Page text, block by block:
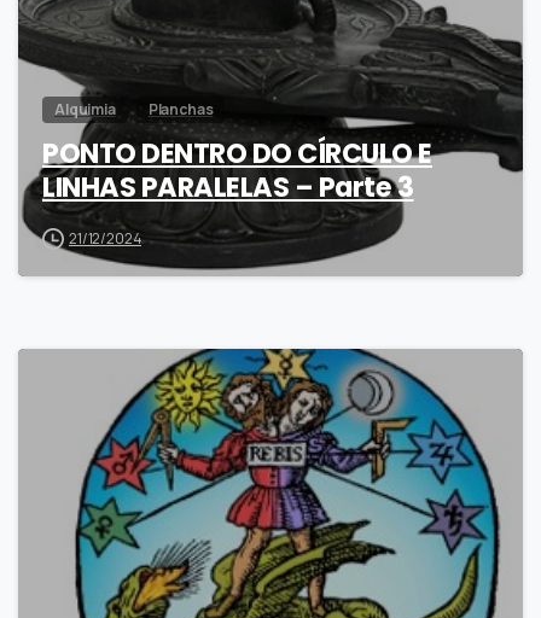
Alquimia Planchas
PONTO DENTRO DO CÍRCULO E
LINHAS PARALELAS – Parte 3
21/12/2024